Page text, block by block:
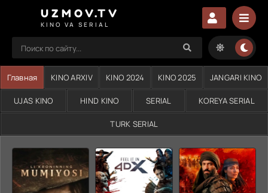
UZMOV.TV
KINO VA SERIAL
Главная KINO ARXIV KINO 2024 KINO 2025 JANGARI KINO
UJAS KINO HIND KINO SERIAL KOREYA SERIAL
TURK SERIAL